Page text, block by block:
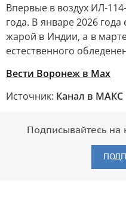
Впервые в воздух ИЛ-
года. В январе 2026
жарой в Индии, а в
естественного
Вести Воронеж в Мах
Источник: Канал в МАКС
Подписывайтесь на